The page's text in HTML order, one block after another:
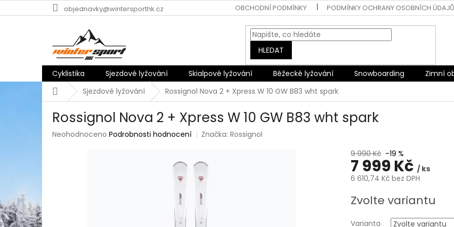
na
objednavky@wintersporthk.cz OBCHODNÍ PODMÍNKY PODMÍNKY OCHRANY OSOBNÍCH ÚDAJŮ
HLEDAT
Cyklistika Sjezdové lyžování Skialpové lyžování Běžecké lyžování Snowboarding Zimní
DomůSjezdové lyžování Rossignol Nova 2 + Xpress W 10 GW B83 wht spark
Rossignol Nova 2 + Xpress W 10 GW B83 wht spark
Průměrné
Neohodnoceno Podrobnosti hodnocení Značka:Rossignol
9 990 Kč –19 %
7 999 Kč / ks
6 610,74 Kč bez DPH
cena:
Zvolte variantu
Varianta